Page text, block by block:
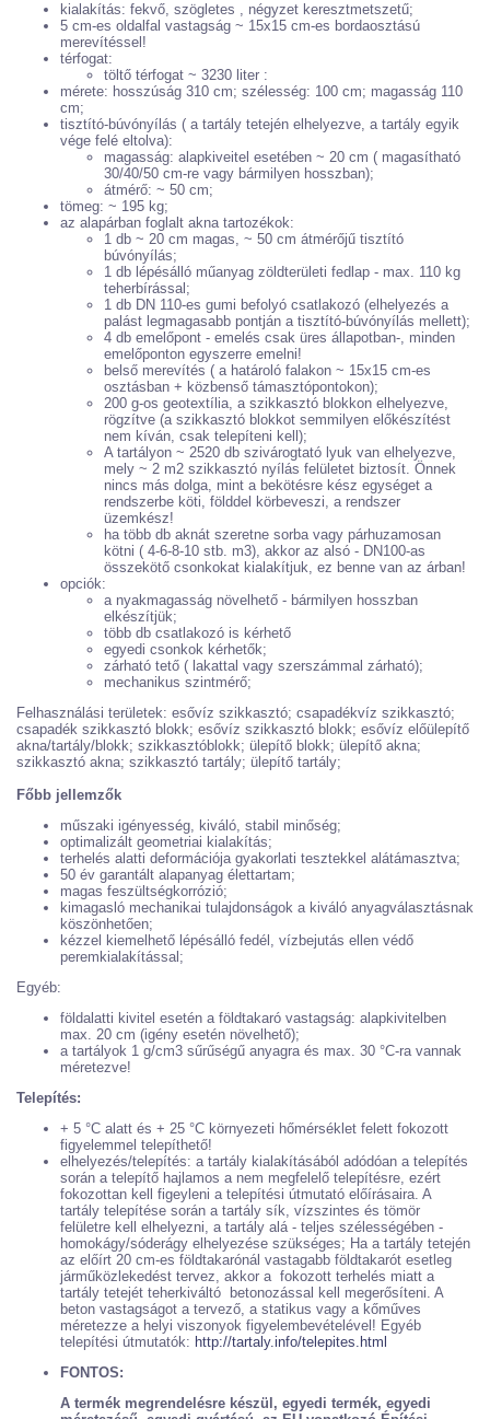
kialakítás: fekvő, szögletes , négyzet keresztmetszetű;
5 cm-es oldalfal vastagság ~ 15x15 cm-es bordaosztású
merevítéssel!
térfogat:
töltő térfogat ~ 3230 liter :
mérete: hosszúság 310 cm; szélesség: 100 cm; magasság 110
cm;
tisztító-búvónyílás ( a tartály tetején elhelyezve, a tartály egyik
vége felé eltolva):
magasság: alapkiveitel esetében ~ 20 cm ( magasítható
30/40/50 cm-re vagy bármilyen hosszban);
átmérő: ~ 50 cm;
tömeg: ~ 195 kg;
az alapárban foglalt akna tartozékok:
1 db ~ 20 cm magas, ~ 50 cm átmérőjű tisztító
búvónyílás;
1 db lépésálló műanyag zöldterületi fedlap - max. 110 kg
teherbírással;
1 db DN 110-es gumi befolyó csatlakozó (elhelyezés a
palást legmagasabb pontján a tisztító-búvónyílás mellett);
4 db emelőpont - emelés csak üres állapotban-, minden
emelőponton egyszerre emelni!
belső merevítés ( a határoló falakon ~ 15x15 cm-es
osztásban + közbenső támasztópontokon);
200 g-os geotextília, a szikkasztó blokkon elhelyezve,
rögzítve (a szikkasztó blokkot semmilyen előkészítést
nem kíván, csak telepíteni kell);
A tartályon ~ 2520 db szivárogtató lyuk van elhelyezve,
mely ~ 2 m2 szikkasztó nyílás felületet biztosít. Önnek
nincs más dolga, mint a bekötésre kész egységet a
rendszerbe köti, földdel körbeveszi, a rendszer
üzemkész!
ha több db aknát szeretne sorba vagy párhuzamosan
kötni ( 4-6-8-10 stb. m3), akkor az alsó - DN100-as
összekötő csonkokat kialakítjuk, ez benne van az árban!
opciók:
a nyakmagasság növelhető - bármilyen hosszban
elkészítjük;
több db csatlakozó is kérhető
egyedi csonkok kérhetők;
zárható tető ( lakattal vagy szerszámmal zárható);
mechanikus szintmérő;
Felhasználási területek: esővíz szikkasztó; csapadékvíz szikkasztó;
csapadék szikkasztó blokk; esővíz szikkasztó blokk; esővíz előülepítő
akna/tartály/blokk; szikkasztóblokk; ülepítő blokk; ülepítő akna;
szikkasztó akna; szikkasztó tartály; ülepítő tartály;
Főbb jellemzők
műszaki igényesség, kiváló, stabil minőség;
optimalizált geometriai kialakítás;
terhelés alatti deformációja gyakorlati tesztekkel alátámasztva;
50 év garantált alapanyag élettartam;
magas feszültségkorrózió;
kimagasló mechanikai tulajdonságok a kiváló anyagválasztásnak
köszönhetően;
kézzel kiemelhető lépésálló fedél, vízbejutás ellen védő
peremkialakítással;
Egyéb:
földalatti kivitel esetén a földtakaró vastagság: alapkivitelben
max. 20 cm (igény esetén növelhető);
a tartályok 1 g/cm3 sűrűségű anyagra és max. 30 °C-ra vannak
méretezve!
Telepítés:
+ 5 °C alatt és + 25 °C környezeti hőmérséklet felett fokozott
figyelemmel telepíthető!
elhelyezés/telepítés: a tartály kialakításából adódóan a telepítés
során a telepítő hajlamos a nem megfelelő telepítésre, ezért
fokozottan kell figeyleni a telepítési útmutató előírásaira. A
tartály telepítése során a tartály sík, vízszintes és tömör
felületre kell elhelyezni, a tartály alá - teljes szélességében -
homokágy/sóderágy elhelyezése szükséges; Ha a tartály tetején
az előírt 20 cm-es földtakarónál vastagabb földtakarót esetleg
járműközlekedést tervez, akkor a fokozott terhelés miatt a
tartály tetejét teherkiváltó betonozással kell megerősíteni. A
beton vastagságot a tervező, a statikus vagy a kőműves
méretezze a helyi viszonyok figyelembevételével! Egyéb
telepítési útmutatók: http://tartaly.info/telepites.html
FONTOS:
A termék megrendelésre készül, egyedi termék, egyedi